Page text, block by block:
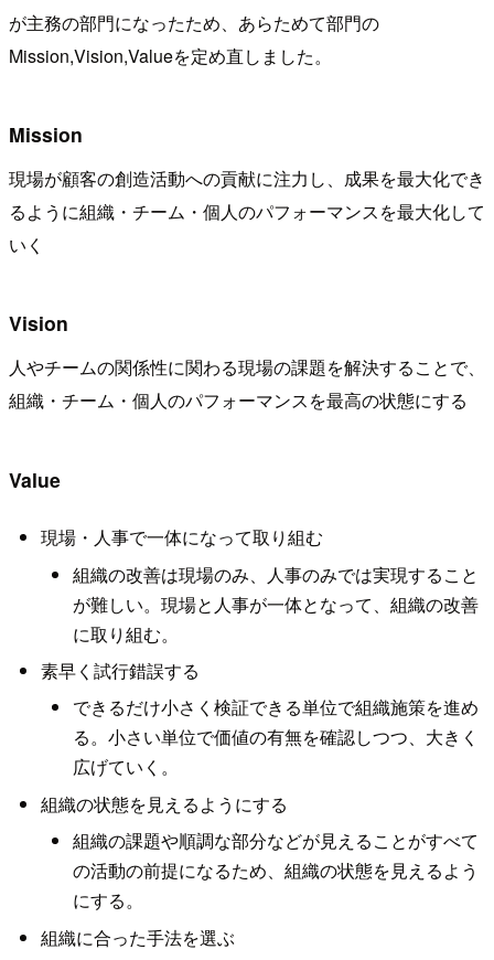
が主務の部門になったため、あらためて部門の
Mission,Vision,Valueを定め直しました。
Mission
現場が顧客の創造活動への貢献に注力し、成果を最大化でき
るように組織・チーム・個人のパフォーマンスを最大化して
いく
Vision
人やチームの関係性に関わる現場の課題を解決することで、
組織・チーム・個人のパフォーマンスを最高の状態にする
Value
現場・人事で一体になって取り組む
組織の改善は現場のみ、人事のみでは実現すること
が難しい。現場と人事が一体となって、組織の改善
に取り組む。
素早く試行錯誤する
できるだけ小さく検証できる単位で組織施策を進め
る。小さい単位で価値の有無を確認しつつ、大きく
広げていく。
組織の状態を見えるようにする
組織の課題や順調な部分などが見えることがすべて
の活動の前提になるため、組織の状態を見えるよう
にする。
組織に合った手法を選ぶ